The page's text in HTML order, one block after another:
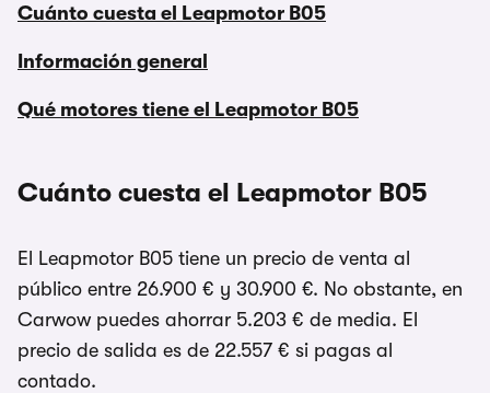
Cuánto cuesta el Leapmotor B05
Información general
Qué motores tiene el Leapmotor B05
Cuánto cuesta el Leapmotor B05
El Leapmotor B05 tiene un precio de venta al
público entre 26.900 € y 30.900 €. No obstante, en
Carwow puedes ahorrar 5.203 € de media. El
precio de salida es de 22.557 € si pagas al
contado.